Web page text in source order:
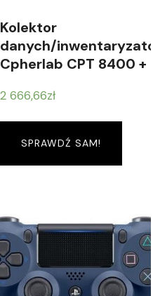
Kolektor
danych/inwentaryzator
Cpherlab CPT 8400 +
2 666,66zł
SPRAWDŹ SAM!